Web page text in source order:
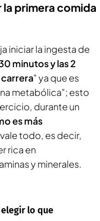
primera comida
iniciar la ingesta de
minutos y las 2
carrera" ya que es
metabólica"; esto
durante un
es más
todo, es decir,
rica en
y minerales.
lo que